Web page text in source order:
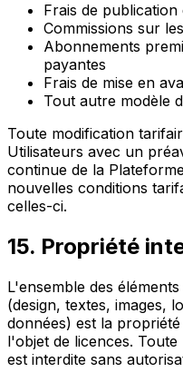
Frais de
Commissions sur
Abonnements
payantes
Frais de mise en
Tout autre modèle
Toute modification
Utilisateurs avec un
continue de la
nouvelles conditions
celles-ci.
15. Propriété
L'ensemble des
(design, textes, images,
données) est la
l'objet de licences.
est interdite sans